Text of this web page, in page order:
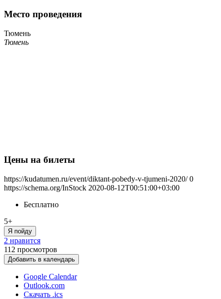
Место проведения
Тюмень
Тюмень
Цены на билеты
https://kudatumen.ru/event/diktant-pobedy-v-tjumeni-2020/ 0
https://schema.org/InStock 2020-08-12T00:51:00+03:00
Бесплатно
5+
Я пойду
2 нравится
112 просмотров
Добавить в календарь
Google Calendar
Outlook.com
Скачать .ics